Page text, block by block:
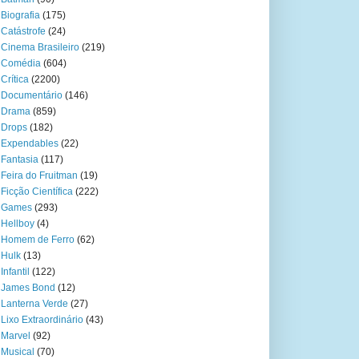
Biografia (175)
Catástrofe (24)
Cinema Brasileiro (219)
Comédia (604)
Crítica (2200)
Documentário (146)
Drama (859)
Drops (182)
Expendables (22)
Fantasia (117)
Feira do Fruitman (19)
Ficção Científica (222)
Games (293)
Hellboy (4)
Homem de Ferro (62)
Hulk (13)
Infantil (122)
James Bond (12)
Lanterna Verde (27)
Lixo Extraordinário (43)
Marvel (92)
Musical (70)